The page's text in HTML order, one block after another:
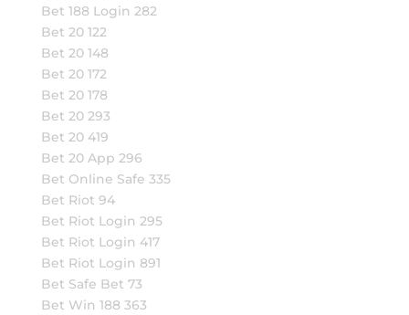
Bet 188 Login 282
Bet 20 122
Bet 20 148
Bet 20 172
Bet 20 178
Bet 20 293
Bet 20 419
Bet 20 App 296
Bet Online Safe 335
Bet Riot 94
Bet Riot Login 295
Bet Riot Login 417
Bet Riot Login 891
Bet Safe Bet 73
Bet Win 188 363